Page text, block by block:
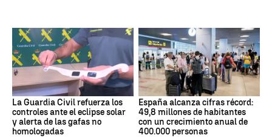
La Guardia Civil refuerza los
controles ante el eclipse solar
y alerta de las gafas no
homologadas
España alcanza cifras récord:
49,8 millones de habitantes
con un crecimiento anual de
400.000 personas